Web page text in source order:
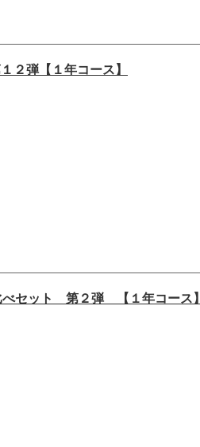
２弾【１年コース】
べセット 第２弾 【１年コース】